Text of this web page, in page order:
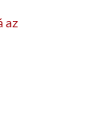
az